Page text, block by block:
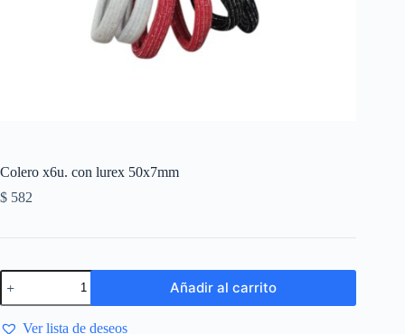
Colero x6u. con lurex 50x7mm
$ 582
Añadir al carrito
Ver lista de deseos